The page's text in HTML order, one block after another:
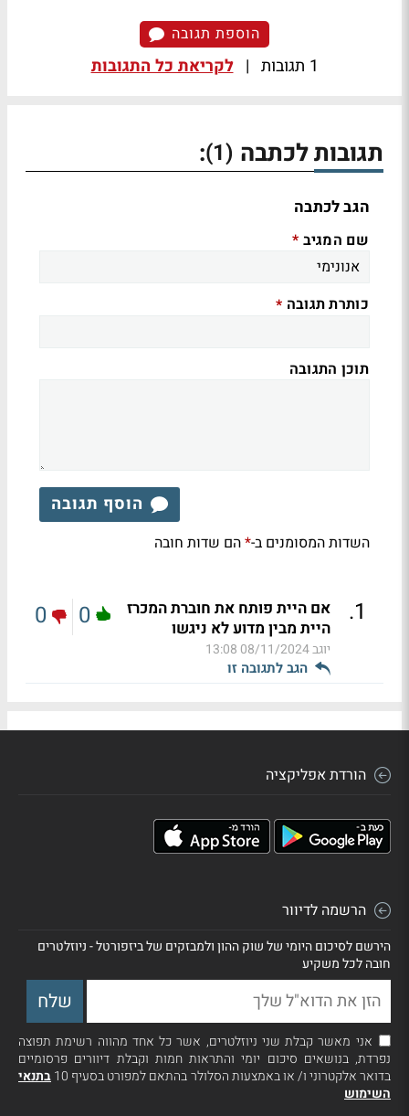
הוספת תגובה
1 תגובות | לקריאת כל התגובות
תגובות לכתבה (1)
:
הגב לכתבה
שם המגיב *
כותרת תגובה *
תוכן התגובה
הוסף תגובה
השדות המסומנים ב-*הם שדות חובה
1
.
אם היית פותח את חוברת המכרז
היית מבין מדוע לא ניגשו
יוגב08/11/2024 13:08
הגב לתגובה זו
0
0
הורדת אפליקציה
הרשמה לדיוור
הירשם לסיכום היומי של שוק ההון ולמבזקים של ביזפורטל - ניוזלטרים
חובה לכל משקיע
אני מאשר קבלת שני ניוזלטרים, אשר כל אחד מהווה רשימת תפוצה
נפרדת, בנושאים סיכום יומי והתראות חמות וקבלת דיוורים פרסומיים
בדואר אלקטרוני ו/ או באמצעות הסלולר בהתאם למפורט בסעיף 10
בתנאי
השימוש